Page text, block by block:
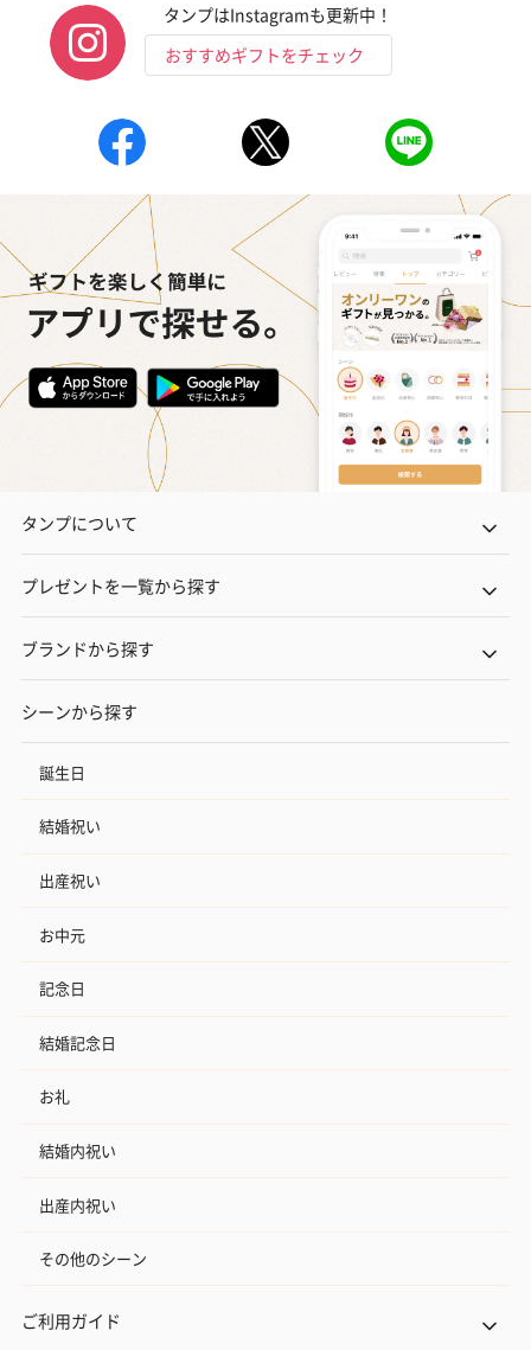
タンプはInstagramも更新中！
おすすめギフトをチェック
タンプについて
プレゼントを一覧から探す
ブランドから探す
シーンから探す
誕生日
結婚祝い
出産祝い
お中元
記念日
結婚記念日
お礼
結婚内祝い
出産内祝い
その他のシーン
ご利用ガイド